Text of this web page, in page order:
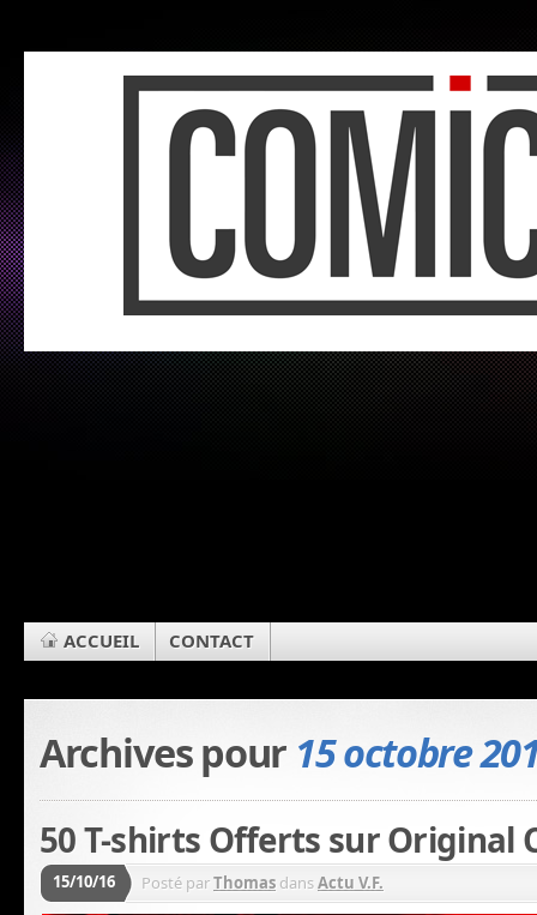
ACCUEIL CONTACT
Archives pour 15 octobre
50 T-shirts Offerts sur Original
15/10/16 Posté parThomas dansActu V.F.